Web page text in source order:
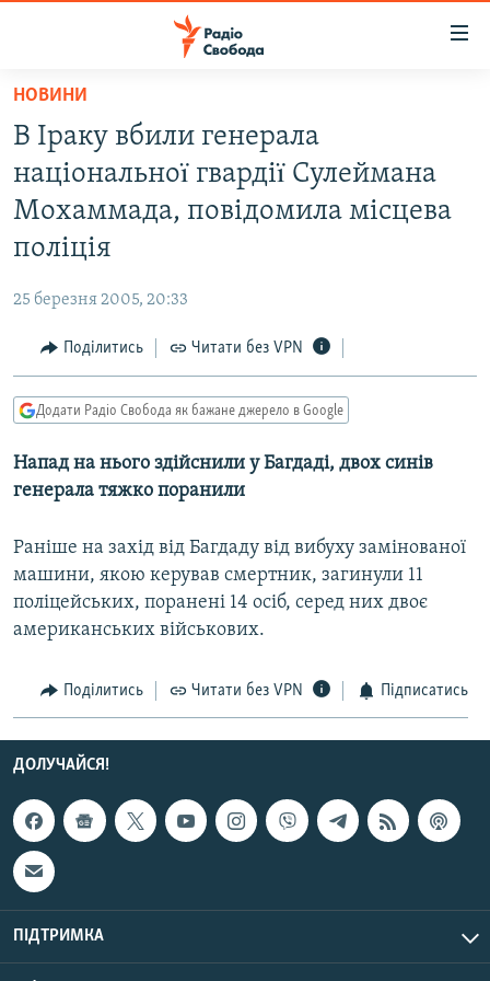
Перейти
основного
матеріалу
Перейти
до
основної
Перейти
пошуку
РАДІО СВОБОДА – 70 РОКІВ
ВСЕ ЗА ДОБУ
СТАТТІ
ПОЛІТИКА
СУСПІЛЬСТВО
КУЛЬТУРА
СПОРТ
СВІТ
ВІЙНА
ДОНБАС.РЕАЛІЇ
КРИМ.РЕАЛІЇ
ТИ ЯК?
ПРИАЗОВ’Я
МУЛЬТИМЕДІА
ФОТО
СПЕЦПРОЄКТИ
РУС
УКР
КТАТ
ДОЛУЧАЙСЯ!
НОВИНИ
В Іраку вбили генерала
національноï гвардіï Сулеймана
Мохаммада, повідомила місцева
поліція
25 березня 2005, 20:33
Поділитись Читати без VPN
Додати Радіо Свобода як бажане джерело в Google
Напад на нього здійснили у Багдаді, двох синів
генерала тяжко поранили
Раніше на захід від Багдаду від вибуху замінованої
машини, якою керував смертник, загинули 11
поліцейських, поранені 14 осіб, серед них двоє
американських військових.
Поділитись Читати без VPN Підписатись
ДОЛУЧАЙСЯ!
ПІДТРИМКА